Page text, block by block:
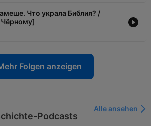
Что украла Библия? /
Чёрному]
Folgen anzeigen
Podcasts
Alle ansehen